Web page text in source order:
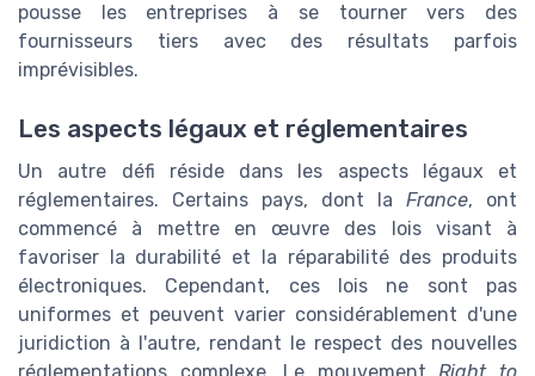
pousse les entreprises à se tourner vers des
fournisseurs tiers avec des résultats parfois
imprévisibles.
Les aspects légaux et réglementaires
Un autre défi réside dans les aspects légaux et
réglementaires. Certains pays, dont la France, ont
commencé à mettre en œuvre des lois visant à
favoriser la durabilité et la réparabilité des produits
électroniques. Cependant, ces lois ne sont pas
uniformes et peuvent varier considérablement d'une
juridiction à l'autre, rendant le respect des nouvelles
réglementations complexe. Le mouvement Right to